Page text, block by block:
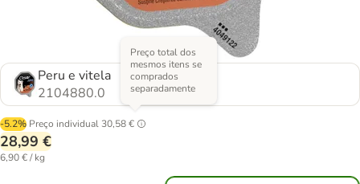
Peru e vitela
2104880.0
-5.2% Preço individual 30,58 €
Preço total dos
mesmos itens se
comprados
separadamente
28,99 €
6,90 € / kg